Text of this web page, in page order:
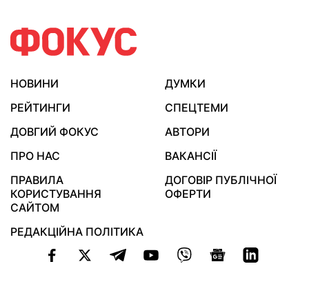
НОВИНИ
ДУМКИ
РЕЙТИНГИ
СПЕЦТЕМИ
ДОВГИЙ ФОКУС
АВТОРИ
ПРО НАС
ВАКАНСІЇ
ПРАВИЛА
КОРИСТУВАННЯ
САЙТОМ
ДОГОВІР ПУБЛІЧНОЇ
ОФЕРТИ
РЕДАКЦІЙНА ПОЛІТИКА